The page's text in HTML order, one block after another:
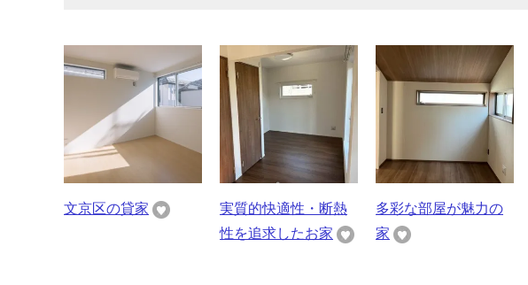
文京区の貸家
実質的快適性・断熱
性を追求したお家
多彩な部屋が魅力の
家